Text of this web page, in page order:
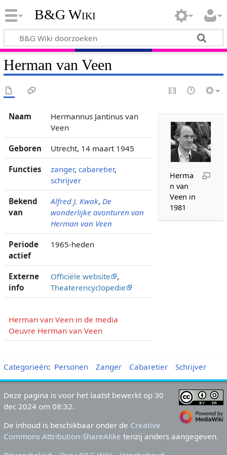
B&G Wiki
Herman van Veen
Herma
n van
Veen in
1981
Naam
Hermannus Jantinus van
Veen
Geboren Utrecht, 14 maart 1945
Functies zanger, cabaretier,
schrijver
Bekend
van
Alfred J. Kwak, De
wonderlijke avonturen van
Herman van Veen
Periode
actief
1965-heden
Externe
info
Officiële website
,
Theaterencyclopedie
Herman van Veen in de media
Oeuvre Herman van Veen
Categorieën: Personen Zanger Cabaretier Schrijver
Deze pagina is voor het laatst bewerkt op 30
dec 2024 om 08:32.
De inhoud is beschikbaar onder de Creative
Commons Attribution-ShareAlike tenzij anders aangegeven.